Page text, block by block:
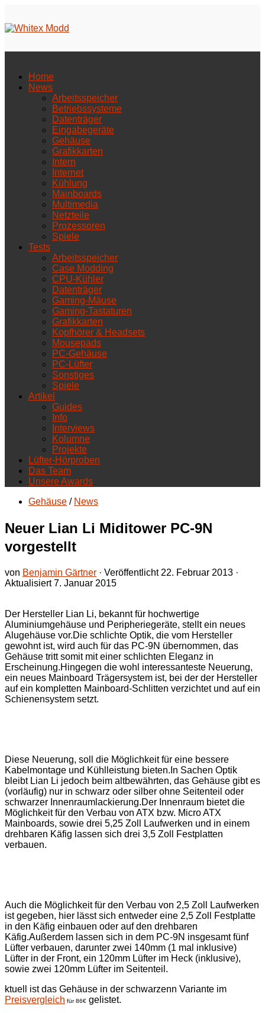
Home
News
Arbeitsspeicher
Betriebssysteme
Datenträger
Eingabegeräte
Gehäuse
Grafikkarten
Intern
Internet
Kühlung
Mainboards
Multimedia
Netzteile
Prozessoren
Spiele
Tests
Arbeitsspeicher
Case Modding
CPU-Kühler
Datenträger
Gaming-Mäuse
Gaming-Tastaturen
Grafikkarten
Kopfhörer & Headsets
Mousepads
PC-Gehäuse
PC-Lüfter
Sonstiges
Spiele
Artikel
Guides
Info
Interviews
Kolumne
Projekte
Lüfter-Hörproben
Das Team
Unsere Awards
Gehäuse / News
Neuer Lian Li Miditower PC-9N
vorgestellt
von Benjamin Gärtner · Veröffentlicht 22. Februar 2013 ·
Aktualisiert7. Januar 2015
Der Hersteller Lian Li, bekannt für hochwertige
Aluminiumgehäuse und Peripheriegeräte, stellt ein neues
Alugehäuse vor.Die schlichte Optik, die vom Hersteller
gewohnt ist, wird auch für das PC-9N übernommen, das
Gehäuse tritt somit mit einer schlichten Eleganz in
Erscheinung.Hingegen die wohl interessanteste Neuerung,
ein neues Mainboard Trägersystem ist, bei der der Hersteller
auf ein kompletten Mainboard-Schlitten verzichtet und auf ein
Schienensystem setzt.
Diese Neuerung, soll die Möglichkeit für eine bessere
Kabelmontage und Kühlleistung bieten. In Sachen Optik
bleibt Lian Li jedoch beim altbewährten, das Gehäuse gibt es
(vorläufig) nur in schwarz oder silber ohne Seitenteil oder
schwarzer Innenraumlackierung.Der Innenraum bietet die
Möglichkeit für den Verbau von ATX bzw. Micro ATX
Mainboards, sowie drei 5,25 Zoll Laufwerken und in einem
drehbaren Käfig lassen sich drei 3,5 Zoll Festplatten
verbauen.
Auch die Möglichkeit für den Verbau von 2,5 Zoll Laufwerken
ist gegeben, hier lässt sich entweder eine 2,5 Zoll Festplatte
in den Käfig einbauen oder auf den drehbaren
Käfig.Außerdem lassen sich in dem PC-9N insgesamt fünf
Lüfter verbauen, darunter zwei 140mm (1 mal inklusive)
Lüfter in der Front, ein 120mm Lüfter im Heck (inklusive),
sowie zwei 120mm Lüfter im Seitenteil.
ktuell ist das Gehäuse in der schwarzenn Variante im
Preisvergleich für 86€ gelistet.